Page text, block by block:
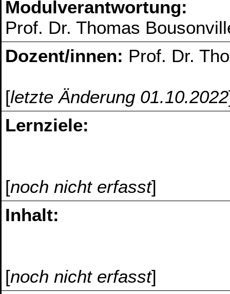
Modulverantwortung:
Prof. Dr. Thomas
Dozent/innen: Prof. Dr.
[letzte Änderung 01.10.2022
Lernziele:
[noch nicht erfasst]
Inhalt:
[noch nicht erfasst]